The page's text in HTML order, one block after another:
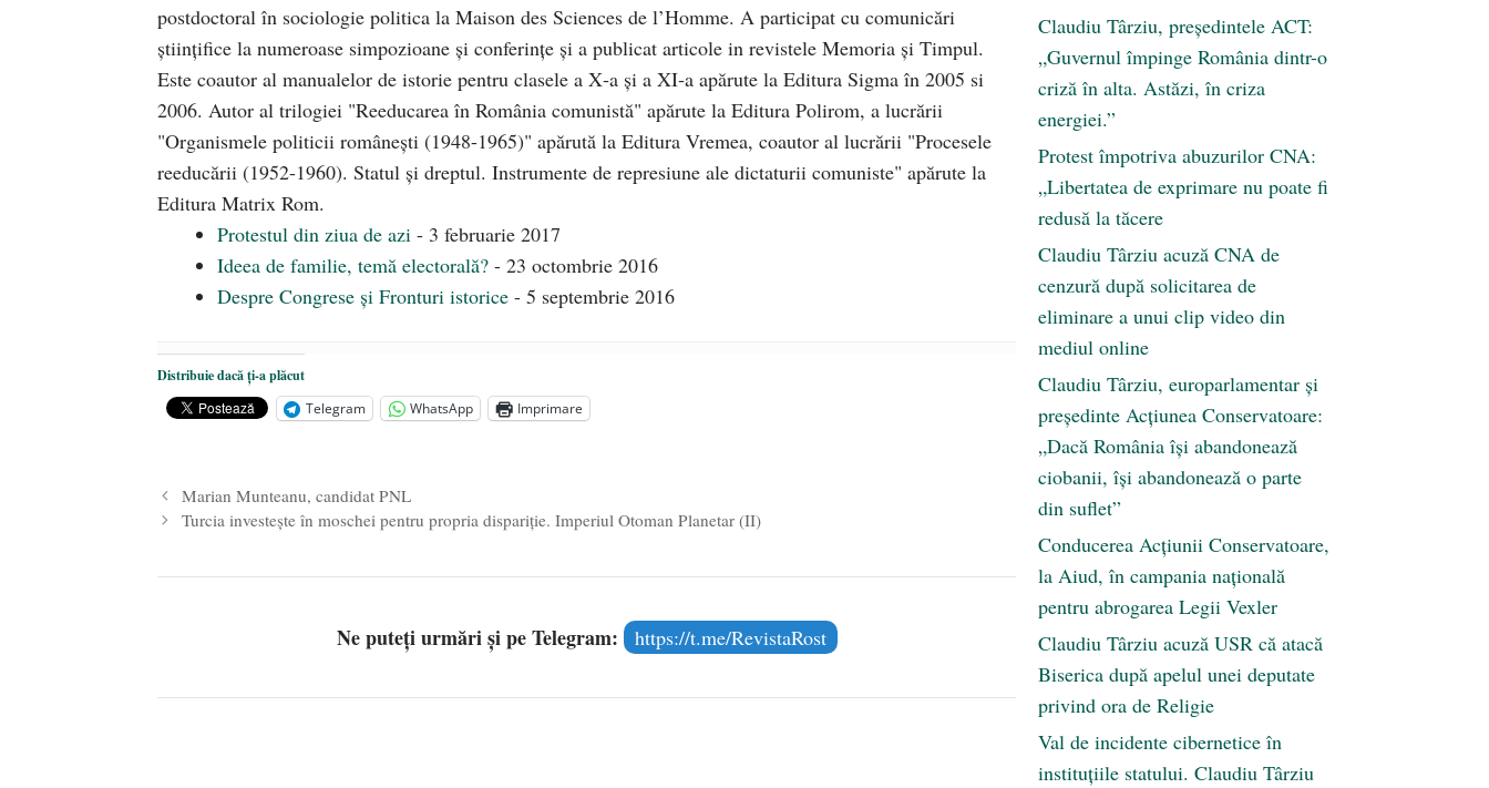
postdoctoral în sociologie politica la Maison des Sciences de l’Homme. A participat cu comunicări
științifice la numeroase sim­pozioane și conferințe și a publicat articole in revistele Memoria și Timpul.
Este coautor al manualelor de istorie pentru clasele a X‑a și a XI‑a apărute la Editura Sigma în 2005 si
2006. Autor al trilogiei "Reeducarea în România comunistă" apărute la Editura Polirom, a lucrării
"Organismele politicii românești (1948-1965)" apărută la Editura Vremea, coautor al lucrării "Procesele
reeducării (1952-1960). Statul și dreptul. Instrumente de represiune ale dictaturii comuniste" apărute la
Editura Matrix Rom.
Protestul din ziua de azi - 3 februarie 2017
Ideea de familie, temă electorală? - 23 octombrie 2016
Despre Congrese și Fronturi istorice - 5 septembrie 2016
Distribuie dacă ți-a plăcut
Telegram
WhatsApp Imprimare
Marian Munteanu, candidat PNL
Turcia investeşte în moschei pentru propria dispariţie. Imperiul Otoman Planetar (II)
Ne puteți urmări și pe Telegram: https://t.me/RevistaRost
Claudiu Târziu, președintele ACT:
„Guvernul împinge România dintr-o
criză în alta. Astăzi, în criza
energiei.”
Protest împotriva abuzurilor CNA:
„Libertatea de exprimare nu poate fi
redusă la tăcere
Claudiu Târziu acuză CNA de
cenzură după solicitarea de
eliminare a unui clip video din
mediul online
Claudiu Târziu, europarlamentar și
președinte Acțiunea Conservatoare:
„Dacă România își abandonează
ciobanii, își abandonează o parte
din suflet”
Conducerea Acțiunii Conservatoare,
la Aiud, în campania națională
pentru abrogarea Legii Vexler
Claudiu Târziu acuză USR că atacă
Biserica după apelul unei deputate
privind ora de Religie
Val de incidente cibernetice în
instituțiile statului. Claudiu Târziu